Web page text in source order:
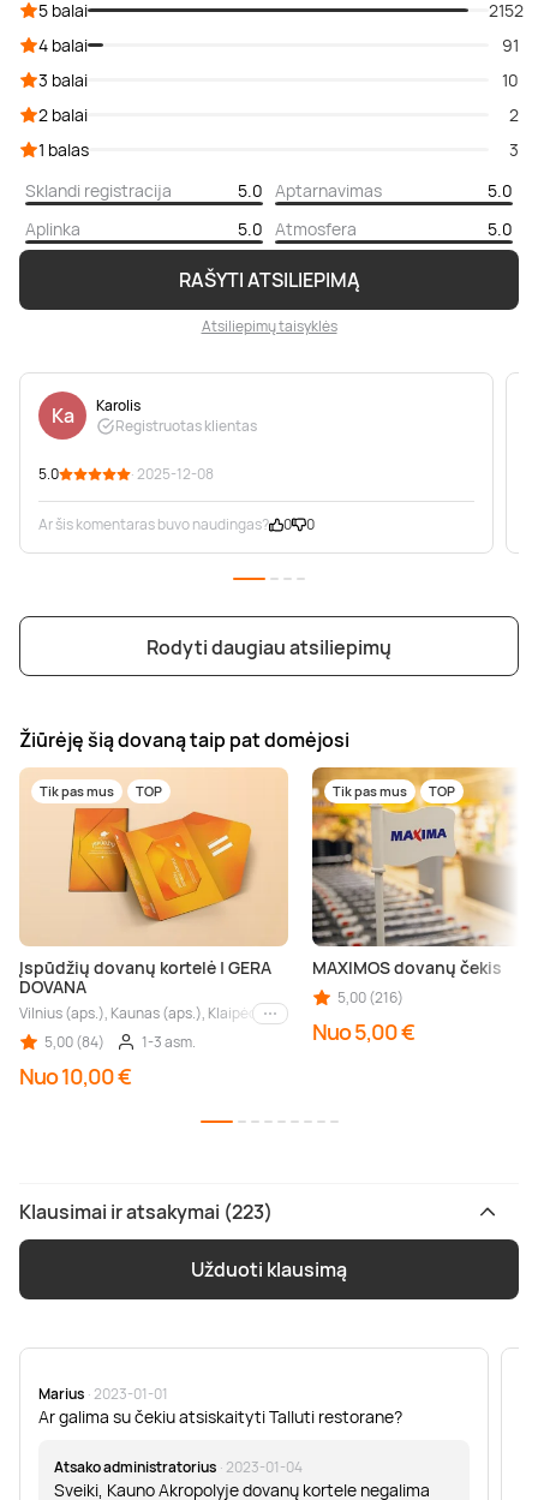
RAŠYTI ATSILIEPIMĄ
Atsiliepimų taisyklės
5 balai
2152
4 balai
91
3 balai
10
2 balai
2
1 balas
3
Sklandi registracija
5.0 Aptarnavimas
5.0
Aplinka
5.0 Atmosfera 5.0
Ka
Karolis
Registruotas klientas
5.0 · 2025-12-08
Ar šis komentaras buvo naudingas? 0 0
Rodyti daugiau atsiliepimų
Žiūrėję šią dovaną taip pat domėjosi
Tik pas mus TOP
Įspūdžių dovanų kortelė | GERA
DOVANA
Vilnius (aps.), Kaunas (aps.), Klaipėda (aps.), Palanga (aps.), Nida (aps.),
Kiti miestai
5,00 (84)
1-3 asm.
Nuo 10,00 €
Tik pas mus TOP
MAXIMOS dovanų čekis
5,00 (216)
Nuo 5,00 €
Klausimai ir atsakymai (223)
Užduoti klausimą
Marius · 2023-01-01
Ar galima su čekiu atsiskaityti Talluti restorane?
Atsako administratorius · 2023-01-04
Sveiki, Kauno Akropolyje dovanų kortele negalima